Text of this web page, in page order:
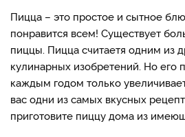
Пицца – это простое и сытное
понравится всем! Существует
пиццы. Пицца считаетя одним из
кулинарных изобретений. Но его
каждым годом только
вас одни из самых вкусных
приготовите пиццу дома из